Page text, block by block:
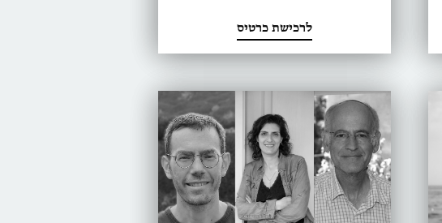
לרכישת כרטיס